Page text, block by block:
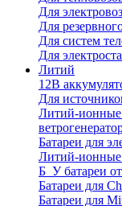
Для
Для
Для систем
Для
Литий
12В
Для
Литий-ионные
Батареи для
Литий-ионные
Б_У батареи
Батареи для
Батареи для